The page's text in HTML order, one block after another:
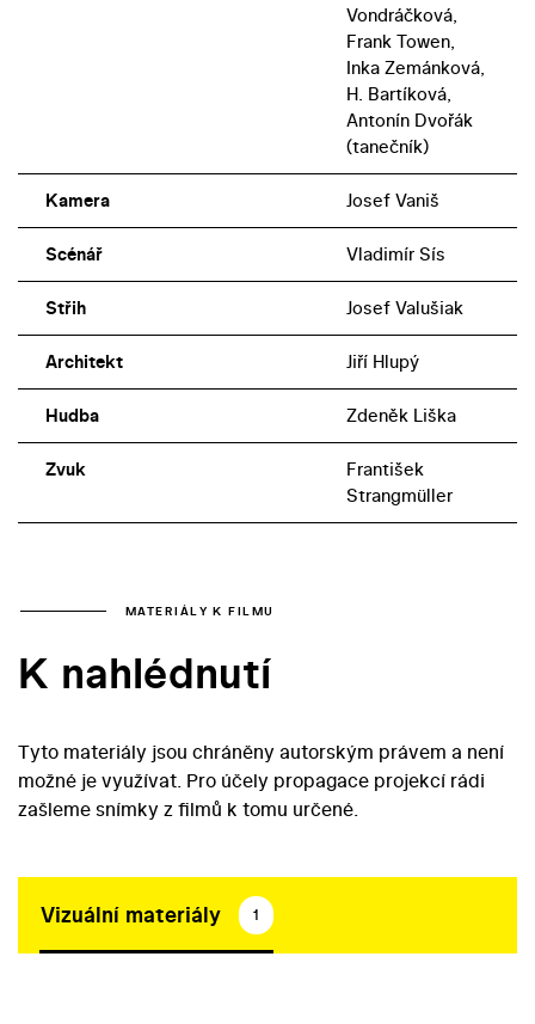
Vondráčková,
Frank Towen,
Inka Zemánková,
H. Bartíková,
Antonín Dvořák
(tanečník)
Kamera Josef Vaniš
Scénář Vladimír Sís
Střih Josef Valušiak
Architekt Jiří Hlupý
Hudba Zdeněk Liška
Zvuk
František
Strangmüller
MATERIÁLY K FILMU
K nahlédnutí
Tyto materiály jsou chráněny autorským právem a není
možné je využívat. Pro účely propagace projekcí rádi
zašleme snímky z filmů k tomu určené.
Vizuální materiály 1